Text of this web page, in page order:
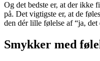
Og det bedste er, at der ikke
på. Det vigtigste er, at de
den dér lille følelse af “ja, det
Smykker med